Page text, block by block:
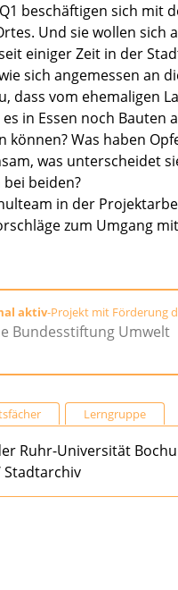
beschäftigen sich mit
Und sie wollen sich
einiger Zeit in der
sich angemessen an
dass vom ehemaligen
in Essen noch Bauten
können? Was haben
was unterscheidet
beiden?
in der
zum Umgang
aktiv-Projekt mit Förderung
Bundesstiftung Umwelt
Lerngruppe
Ruhr-Universität
Stadtarchiv